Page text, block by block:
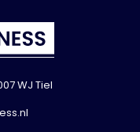
WJ Tiel